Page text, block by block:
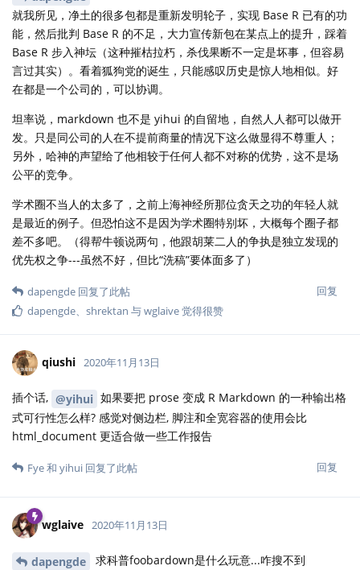
就我所见，净土的很多包都是重新发明轮子，实现 Base R 已有的功
能，然后批判 Base R 的不足，大力宣传新包在某点上的提升，踩着
Base R 步入神坛（这种摧枯拉朽，杀伐果断不一定是坏事，但容易
言过其实）。看着狐狗党的诞生，只能感叹历史是惊人地相似。好
在都是一个公司的，可以协调。
坦率说，markdown 也不是 yihui 的自留地，自然人人都可以做开
发。只是同公司的人在不提前商量的情况下这么做显得不尊重人；
另外，哈神的声望给了他相较于任何人都不对称的优势，这不是场
公平的竞争。
学术圈不当人的太多了，之前上海神经所那位贪天之功的年轻人就
是最近的例子。但恐怕这不是因为学术圈特别坏，大概每个圈子都
差不多吧。（得帮牛顿说两句，他跟胡莱二人的争执是独立发现的
优先权之争---虽然不好，但比“洗稿”要体面多了）
回复
dapengde 回复了此帖
dapengde、 shrektan 与wglaive觉得很赞
qiushi 2020年11月13日
插个话, @yihui 如果要把 prose 变成 R Markdown 的一种输出格
式可行性怎么样? 感觉对侧边栏, 脚注和全宽容器的使用会比
html_document 更适合做一些工作报告
回复
Fye和 yihui 回复了此帖
wglaive 2020年11月13日
dapengde 求科普foobardown是什么玩意...咋搜不到